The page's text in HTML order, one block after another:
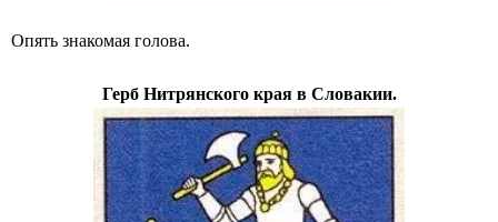
Опять знакомая голова.
Герб Нитрянского края в Словакии.